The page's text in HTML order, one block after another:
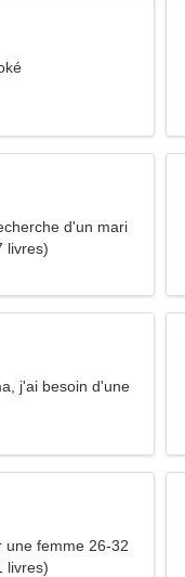
d'un mari
livres)
j'ai besoin d'une
une femme 26-32
livres)